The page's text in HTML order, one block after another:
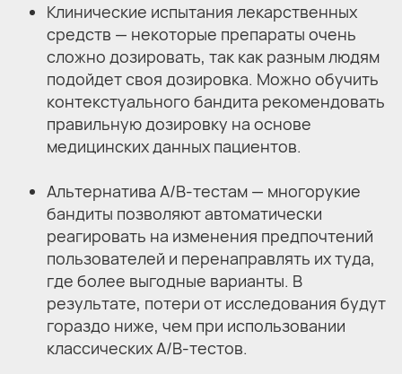
Клинические испытания лекарственных
средств — некоторые препараты очень
сложно дозировать, так как разным людям
подойдет своя дозировка. Можно обучить
контекстуального бандита рекомендовать
правильную дозировку на основе
медицинских данных пациентов.
Альтернатива A/B-тестам — многорукие
бандиты позволяют автоматически
реагировать на изменения предпочтений
пользователей и перенаправлять их туда,
где более выгодные варианты. В
результате, потери от исследования будут
гораздо ниже, чем при использовании
классических A/B-тестов.